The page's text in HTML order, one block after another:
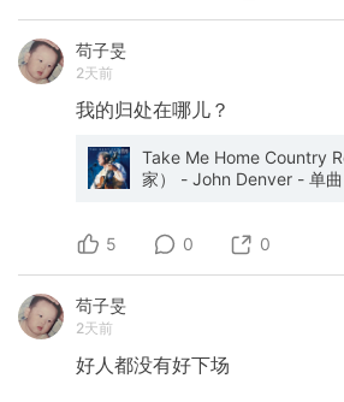
苟子旻
2天前
我的归处在哪儿？
Take Me Home Country
家） - John Denver - 单
5 0 0
苟子旻
2天前
好人都没有好下场